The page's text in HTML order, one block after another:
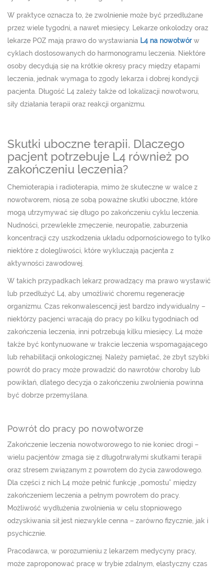
W praktyce oznacza to, że zwolnienie może być przedłużane
przez wiele tygodni, a nawet miesięcy. Lekarze onkolodzy oraz
lekarze POZ mają prawo do wystawiania L4 na nowotwór w
cyklach dostosowanych do harmonogramu leczenia. Niektóre
osoby decydują się na krótkie okresy pracy między etapami
leczenia, jednak wymaga to zgody lekarza i dobrej kondycji
pacjenta. Długość L4 zależy także od lokalizacji nowotworu,
siły działania terapii oraz reakcji organizmu.
Skutki uboczne terapii. Dlaczego
pacjent potrzebuje L4 również po
zakończeniu leczenia?
Chemioterapia i radioterapia, mimo że skuteczne w walce z
nowotworem, niosą ze sobą poważne skutki uboczne, które
mogą utrzymywać się długo po zakończeniu cyklu leczenia.
Nudności, przewlekłe zmęczenie, neuropatie, zaburzenia
koncentracji czy uszkodzenia układu odpornościowego to tylko
niektóre z dolegliwości, które wykluczają pacjenta z
aktywności zawodowej.
W takich przypadkach lekarz prowadzący ma prawo wystawić
lub przedłużyć L4, aby umożliwić choremu regenerację
organizmu. Czas rekonwalescencji jest bardzo indywidualny –
niektórzy pacjenci wracają do pracy po kilku tygodniach od
zakończenia leczenia, inni potrzebują kilku miesięcy. L4 może
także być kontynuowane w trakcie leczenia wspomagającego
lub rehabilitacji onkologicznej. Należy pamiętać, że zbyt szybki
powrót do pracy może prowadzić do nawrotów choroby lub
powikłań, dlatego decyzja o zakończeniu zwolnienia powinna
być dobrze przemyślana.
Powrót do pracy po nowotworze
Zakończenie leczenia nowotworowego to nie koniec drogi –
wielu pacjentów zmaga się z długotrwałymi skutkami terapii
oraz stresem związanym z powrotem do życia zawodowego.
Dla części z nich L4 może pełnić funkcję „pomostu” między
zakończeniem leczenia a pełnym powrotem do pracy.
Możliwość wydłużenia zwolnienia w celu stopniowego
odzyskiwania sił jest niezwykle cenna – zarówno fizycznie, jak i
psychicznie.
Pracodawca, w porozumieniu z lekarzem medycyny pracy,
może zaproponować pracę w trybie zdalnym, elastyczny czas